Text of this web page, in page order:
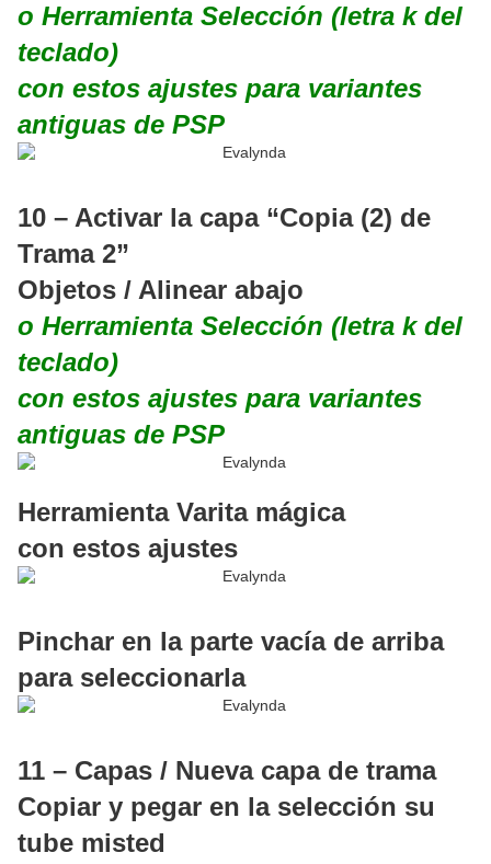
o Herramienta Selección (letra k del
teclado)
con estos ajustes para variantes
antiguas de PSP
10 – Activar la capa “Copia (2) de
Trama 2”
Objetos / Alinear abajo
o Herramienta Selección (letra k del
teclado)
con estos ajustes para variantes
antiguas de PSP
Herramienta Varita mágica
con estos ajustes
Pinchar en la parte vacía de arriba
para seleccionarla
11 – Capas / Nueva capa de trama
Copiar y pegar en la selección su
tube misted